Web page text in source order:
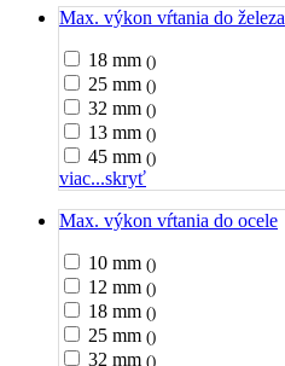
Max. výkon vŕtania do železa
18 mm ()
25 mm ()
32 mm ()
13 mm ()
45 mm ()
viac...skryť
Max. výkon vŕtania do ocele
10 mm ()
12 mm ()
18 mm ()
25 mm ()
32 mm ()